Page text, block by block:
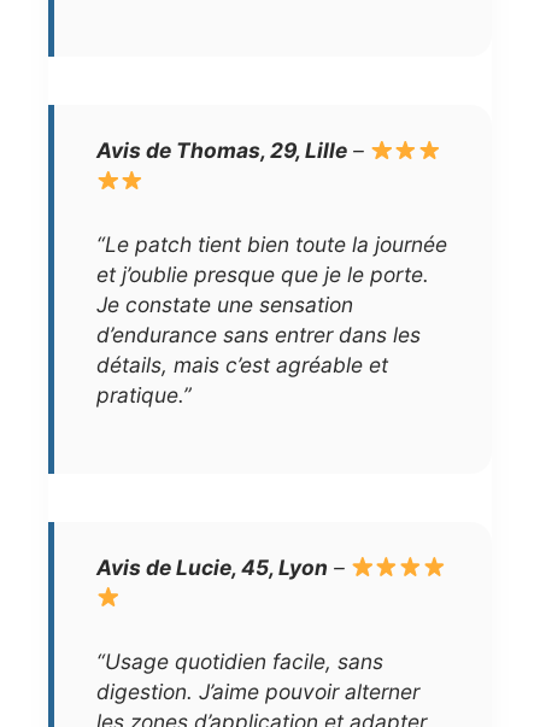
Avis de Thomas, 29, Lille –
“Le patch tient bien toute la journée
et j’oublie presque que je le porte.
Je constate une sensation
d’endurance sans entrer dans les
détails, mais c’est agréable et
pratique.”
Avis de Lucie, 45, Lyon –
“Usage quotidien facile, sans
digestion. J’aime pouvoir alterner
les zones d’application et adapter